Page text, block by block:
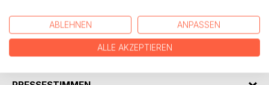
und wurden in vielen Fällen erfolgreich angewandt.
ABLEHNEN ANPASSEN
ALLE AKZEPTIEREN